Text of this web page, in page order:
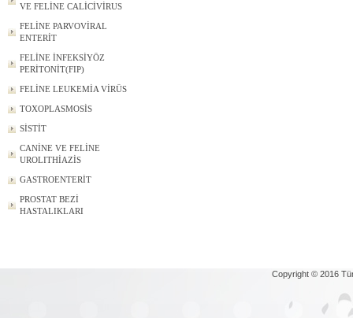
VE FELİNE CALİCİVİRUS
FELİNE PARVOVİRAL
ENTERİT
FELİNE İNFEKSİYÖZ
PERİTONİT(FIP)
FELİNE LEUKEMİA VİRÜS
TOXOPLASMOSİS
SİSTİT
CANİNE VE FELİNE
UROLITHİAZİS
GASTROENTERİT
PROSTAT BEZİ
HASTALIKLARI
Copyright © 2016